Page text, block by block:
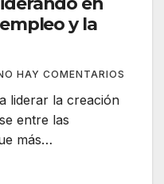
y la
HAY COMENTARIOS
liderar la creación
entre las
más…